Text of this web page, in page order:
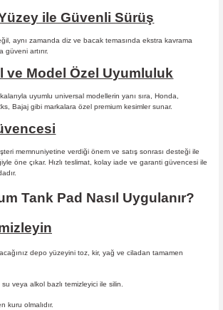
ile Güvenli Sürüş
aynı zamanda diz ve bacak temasında ekstra kavrama
güveni artırır.
ve Model Özel Uyumluluk
uyumlu universal modellerin yanı sıra, Honda,
Bajaj gibi markalara özel premium kesimler sunar.
memnuniyetine verdiği önem ve satış sonrası desteği ile
öne çıkar. Hızlı teslimat, kolay iade ve garanti güvencesi ile
Tank Pad Nasıl Uygulanır?
depo yüzeyini toz, kir, yağ ve ciladan tamamen
veya alkol bazlı temizleyici ile silin.
kuru olmalıdır.